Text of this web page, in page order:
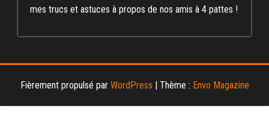
mes trucs et astuces à propos de nos amis à 4 pattes !
Fièrement propulsé par WordPress Thème : Envo Magazine